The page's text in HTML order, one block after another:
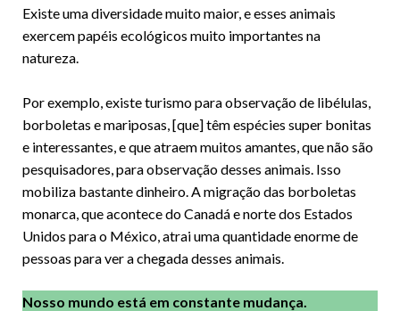
Existe uma diversidade muito maior, e esses animais
exercem papéis ecológicos muito importantes na
natureza.
Por exemplo, existe turismo para observação de libélulas,
borboletas e mariposas, [que] têm espécies super bonitas
e interessantes, e que atraem muitos amantes, que não são
pesquisadores, para observação desses animais. Isso
mobiliza bastante dinheiro. A migração das borboletas
monarca, que acontece do Canadá e norte dos Estados
Unidos para o México, atrai uma quantidade enorme de
pessoas para ver a chegada desses animais.
Nosso mundo está em constante mudança.